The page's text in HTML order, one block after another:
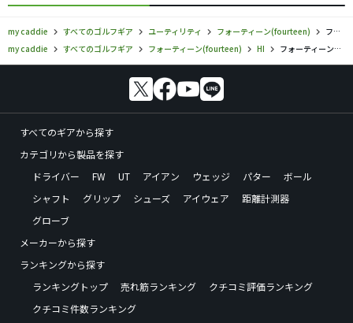
my caddie すべてのゴルフギア ユーティリティ フォーティーン(fourteen)
フォーティーン／HI／ユーティリティの口コミ評価
my caddie
すべてのゴルフギア フォーティーン(fourteen) HI フォーティーン／HI／ユーティリティの口コミ評価
すべてのギアから探す
カテゴリから製品を探す
ドライバー
FW UT アイアン ウェッジ パター
ボール
シャフト
グリップ シューズ アイウェア
距離計測器
グローブ
メーカーから探す
ランキングから探す
ランキングトップ
売れ筋ランキング
クチコミ評価ランキング
クチコミ件数ランキング